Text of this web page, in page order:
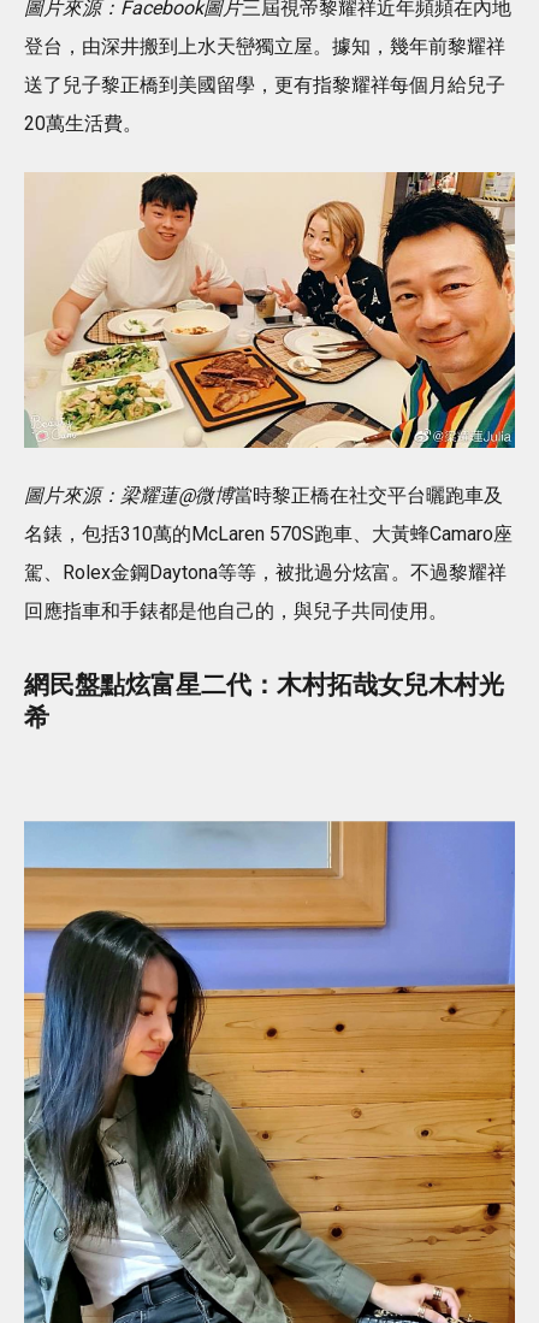
圖片來源：Facebook圖片三屆視帝黎耀祥近年頻頻在內地
登台，由深井搬到上水天巒獨立屋。據知，幾年前黎耀祥
送了兒子黎正橋到美國留學，更有指黎耀祥每個月給兒子
20萬生活費。
圖片來源：梁耀蓮@微博當時黎正橋在社交平台曬跑車及
名錶，包括310萬的McLaren 570S跑車、大黃蜂Camaro座
駕、Rolex金鋼Daytona等等，被批過分炫富。不過黎耀祥
回應指車和手錶都是他自己的，與兒子共同使用。
網民盤點炫富星二代：木村拓哉女兒木村光
希